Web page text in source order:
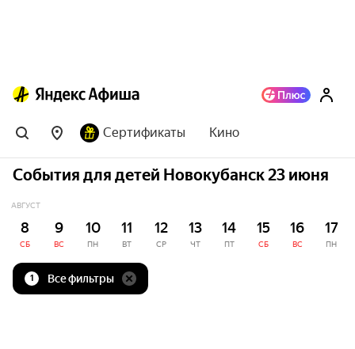
Сертификаты Кино
События для детей Новокубанск 23 июня
АВГУСТ
8
СБ
9
ВС
10
ПН
11
ВТ
12
СР
13
ЧТ
14
ПТ
15
СБ
16
ВС
17
ПН
1 Все фильтры